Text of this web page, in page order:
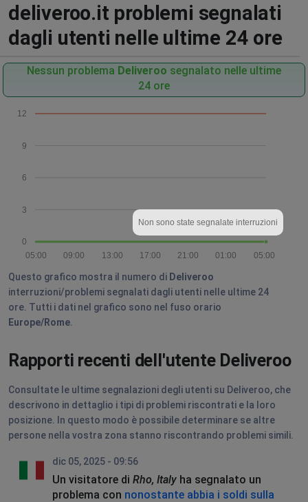
deliveroo.it problemi segnalati
dagli utenti nelle ultime 24 ore
Nessun problema Deliveroo segnalato nelle ultime
24 ore
0
3
6
9
12
05:00
01:00
21:00
17:00
13:00
09:00
05:00
Non sono state segnalate interruzioni
Questo grafico mostra il numero di Deliveroo
interruzioni/problemi segnalati dagli utenti nelle ultime 24
ore. Tutti i dati nel grafico sono nel fuso orario
Europe/Rome
Rapporti recenti dell'utente Deliveroo
Consultate le ultime segnalazioni degli utenti su Deliveroo, che
descrivono in dettaglio i tipi di problemi riscontrati e la loro
posizione. In questo modo è possibile determinare se altre
persone nella vostra zona stanno riscontrando problemi simili.
dic 05, 2025 - 09:56
Un visitatore di Rho, Italy ha segnalato un
problema con nonostante abbia i soldi sulla